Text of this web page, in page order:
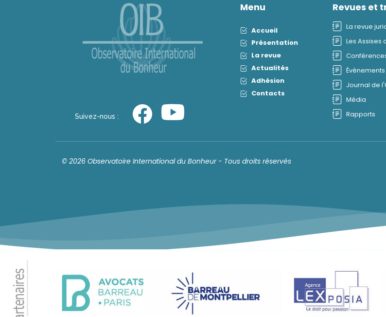
Suivez-nous :
Menu
Accueil
Présentation
La revue
Actualités
Adhésion
Contacts
Revues et
La revue
Les Assises
Évènements
Journal de
Média
Rapports
© 2026 Observatoire International du Bonheur - Tous droits réservés